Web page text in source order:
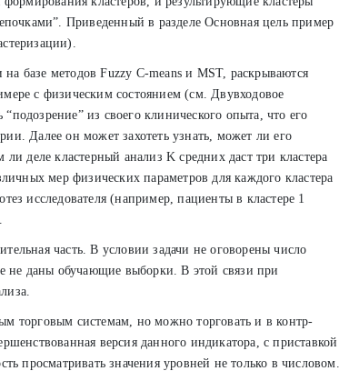
Приведенный в разделе Основная цель пример
базе методов Fuzzy C-means и MST, раскрываются
с физическим состоянием (см. Двувходовое
из своего клинического опыта, что его
Далее он может захотеть узнать, может ли его
деле кластерный анализ K средних даст три кластера
мер физических параметров для каждого кластера
исследователя (например, пациенты в кластере 1
часть. В условии задачи не оговорены число
не даны обучающие выборки. В этой связи при
торговым системам, но можно торговать и в контр-
версия данного индикатора, с приставкой
просматривать значения уровней не только в числовом.